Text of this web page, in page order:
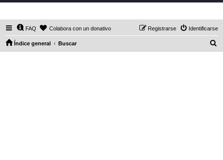
FAQ Colabora con un donativo Identificarse
Registrarse
Índice general Buscar